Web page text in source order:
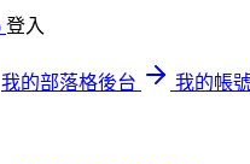
登入
我的部落格後台
我的帳